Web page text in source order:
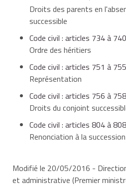
Droits des parents en
successible
Code civil : articles 734 à 740
Ordre des héritiers
Code civil : articles 751 à 755
Représentation
Code civil : articles 756 à
Droits du conjoint
Code civil : articles 804 à 808
Renonciation à la
Modifié le 20/05/2016 -
et administrative (Premier